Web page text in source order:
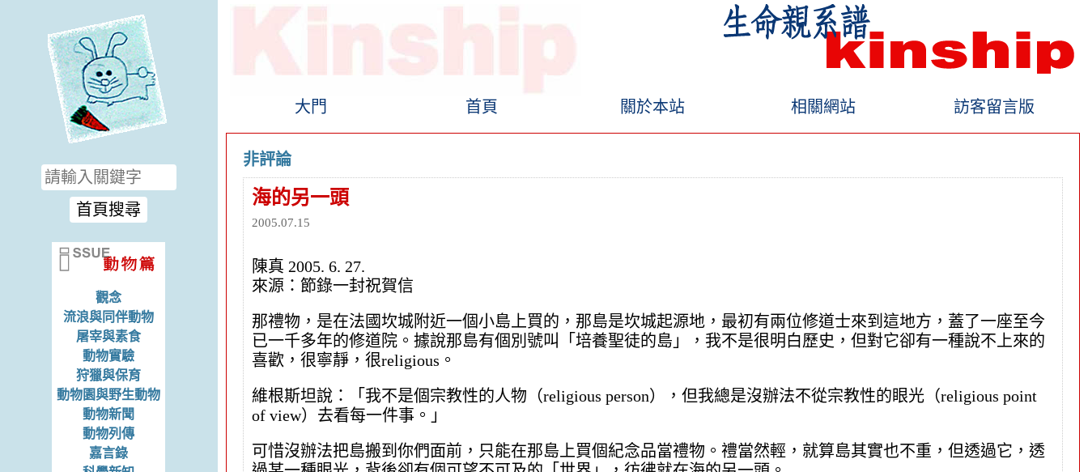
觀念
流浪與同伴動物
屠宰與素食
動物實驗
狩獵與保育
動物園與野生動物
動物新聞
動物列傳
嘉言錄
大門 首頁 關於本站 相關網站 訪客留言版
非評論
海的另一頭
2005.07.15
陳真 2005. 6. 27.
來源：節錄一封祝賀信
那禮物，是在法國坎城附近一個小島上買的，那島是坎城起源地，最初有兩位修道士來到這地方，蓋了一座至今
已一千多年的修道院。據說那島有個別號叫「培養聖徒的島」，我不是很明白歷史，但對它卻有一種說不上來的
喜歡，很寧靜，很religious。
維根斯坦說：「我不是個宗教性的人物（religious person），但我總是沒辦法不從宗教性的眼光（religious point
of view）去看每一件事。」
可惜沒辦法把島搬到你們面前，只能在那島上買個紀念品當禮物。禮當然輕，就算島其實也不重，但透過它，透